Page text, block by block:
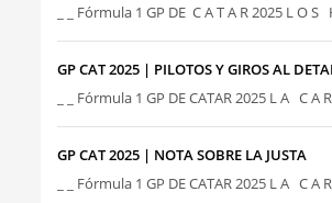
_ _ Fórmula 1 GP DE C A T A R 2025 L O S
GP CAT 2025 | PILOTOS Y GIROS AL
_ _ Fórmula 1 GP DE CATAR 2025 L A C A
GP CAT 2025 | NOTA SOBRE LA JUSTA
_ _ Fórmula 1 GP DE CATAR 2025 L A C A